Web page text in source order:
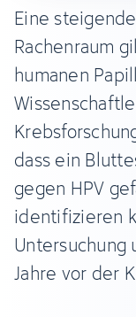
Eine
Rachenraum
humanen
dass ein
gegen HPV
identifizieren
Untersuchung
Jahre vor der